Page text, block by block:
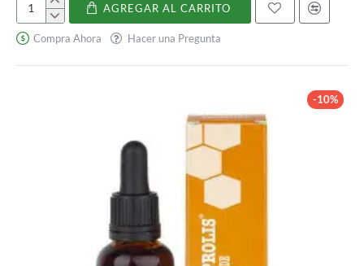
Citrato
de
Potasio
AGREGAR AL CARRITO
Compra Ahora Hacer una Pregunta
-10%